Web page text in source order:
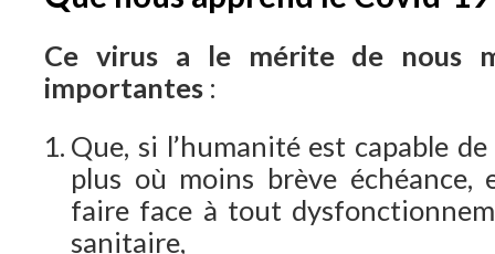
Ce virus a le mérite de nous
importantes :
Que, si l’humanité est capable
plus où moins brève échéance,
faire face à tout
sanitaire,